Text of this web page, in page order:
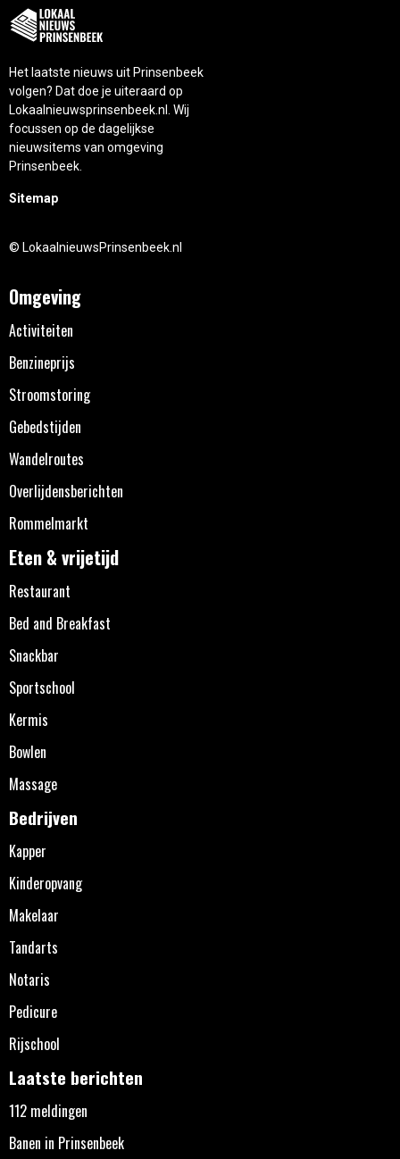
Het laatste nieuws uit Prinsenbeek
volgen? Dat doe je uiteraard op
Lokaalnieuwsprinsenbeek.nl. Wij
focussen op de dagelijkse
nieuwsitems van omgeving
Prinsenbeek.
Sitemap
© LokaalnieuwsPrinsenbeek.nl
Omgeving
Activiteiten
Benzineprijs
Stroomstoring
Gebedstijden
Wandelroutes
Overlijdensberichten
Rommelmarkt
Eten & vrijetijd
Restaurant
Bed and Breakfast
Snackbar
Sportschool
Kermis
Bowlen
Massage
Bedrijven
Kapper
Kinderopvang
Makelaar
Tandarts
Notaris
Pedicure
Rijschool
Laatste berichten
112 meldingen
Banen in Prinsenbeek